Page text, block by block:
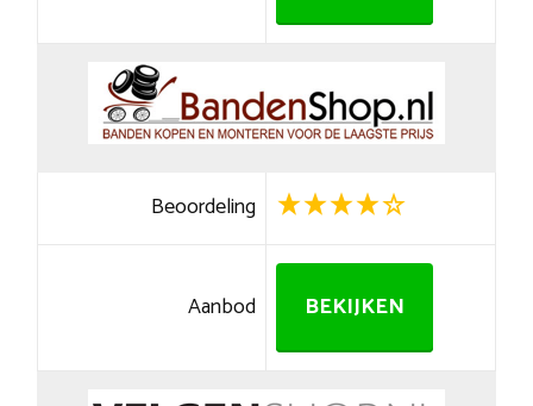
Beoordeling
Aanbod BEKIJKEN